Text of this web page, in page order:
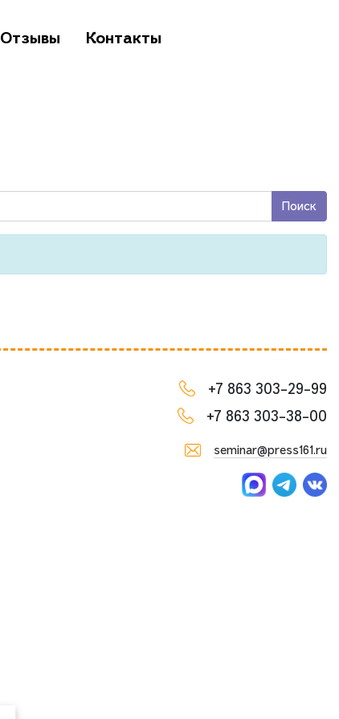
Отзывы Контакты
Поиск
+7 863 303-29-99
+7 863 303-38-00
seminar@press161.ru